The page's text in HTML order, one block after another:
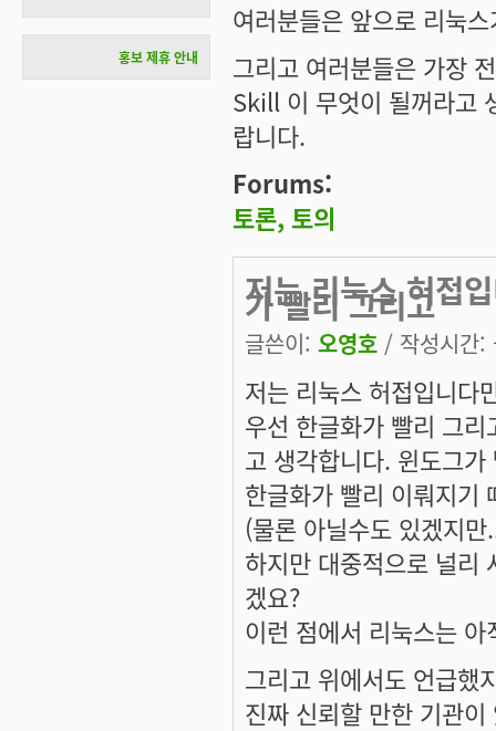
여러분들은 앞으로 리눅
그리고 여러분들은 가장
Skill 이 무엇이 될꺼라고
랍니다.
Forums:
토론, 토의
저는 리눅스 허접
가 빨리 그리고
글쓴이: 오영호 / 작성시간
저는 리눅스 허접입니다
우선 한글화가 빨리 그
고 생각합니다. 윈도그
한글화가 빨리 이뤄지기
(물론 아닐수도 있겠지
하지만 대중적으로 널리
겠요?
이런 점에서 리눅스는
그리고 위에서도 언급
진짜 신뢰할 만한 기관
홍보 제휴 안내